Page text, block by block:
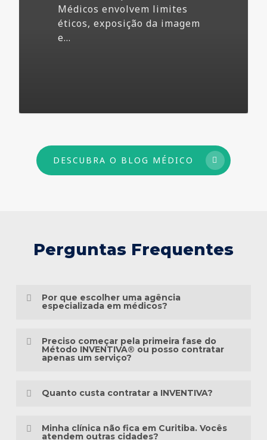
Médicos envolvem limites
éticos, exposição da imagem
e…
DESCUBRA O BLOG MÉDICO
Perguntas Frequentes
Por que escolher uma agência
especializada em médicos?
mais do que conhecimento em publicidade.
paciente, as particularidades das
como as pessoas pesquisam sintomas,
Preciso começar pela primeira fase do
Método INVENTIVA® ou posso contratar
apenas um serviço?
diferente da sua presença digital. Algumas
Quanto custa contratar a INVENTIVA?
padronizados, porque cada clínica possui
Minha clínica não fica em Curitiba. Vocês
atendem outras cidades?